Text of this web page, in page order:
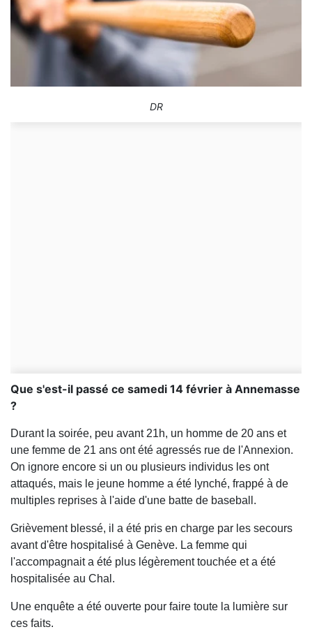
DR
Que s'est-il passé ce samedi 14 février à Annemasse
?
Durant la soirée, peu avant 21h, un homme de 20 ans et
une femme de 21 ans ont été agressés rue de l'Annexion.
On ignore encore si un ou plusieurs individus les ont
attaqués, mais le jeune homme a été lynché, frappé à de
multiples reprises à l'aide d'une batte de baseball.
Grièvement blessé, il a été pris en charge par les secours
avant d'être hospitalisé à Genève. La femme qui
l'accompagnait a été plus légèrement touchée et a été
hospitalisée au Chal.
Une enquête a été ouverte pour faire toute la lumière sur
ces faits.